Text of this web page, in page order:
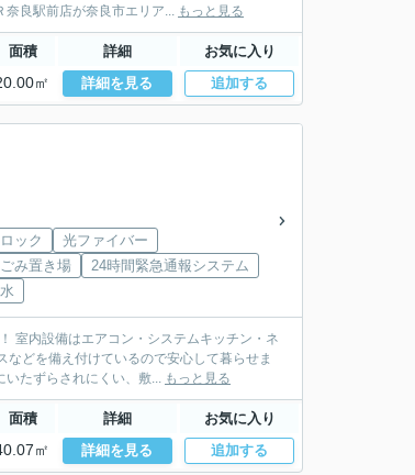
良駅前店が奈良市エリア... もっと見る
面積 詳細 お気に入り
㎡ 詳細を見る 追加する
ック
光ファイバー
み置き場
24時間緊急通報システム
室内設備はエアコン・システムキッチン・ネ
どを備え付けているので安心して暮らせま
たずらされにくい、敷... もっと見る
面積 詳細 お気に入り
㎡ 詳細を見る 追加する